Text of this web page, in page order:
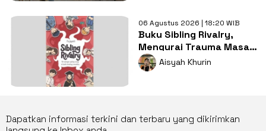
06 Agustus 2026 | 18:20 WIB
Buku Sibling Rivalry,
Mengurai Trauma Masa
Kecil dan Persaingan
Antarsaudara
Aisyah Khurin
Dapatkan informasi terkini dan terbaru yang dikirimkan